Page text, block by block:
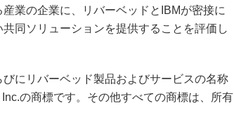
業の企業に、リバーベッドとIBMが密接に
同ソリューションを提供することを評価し
にリバーベッド製品およびサービスの名称
の商標です。その他すべての商標は、所有